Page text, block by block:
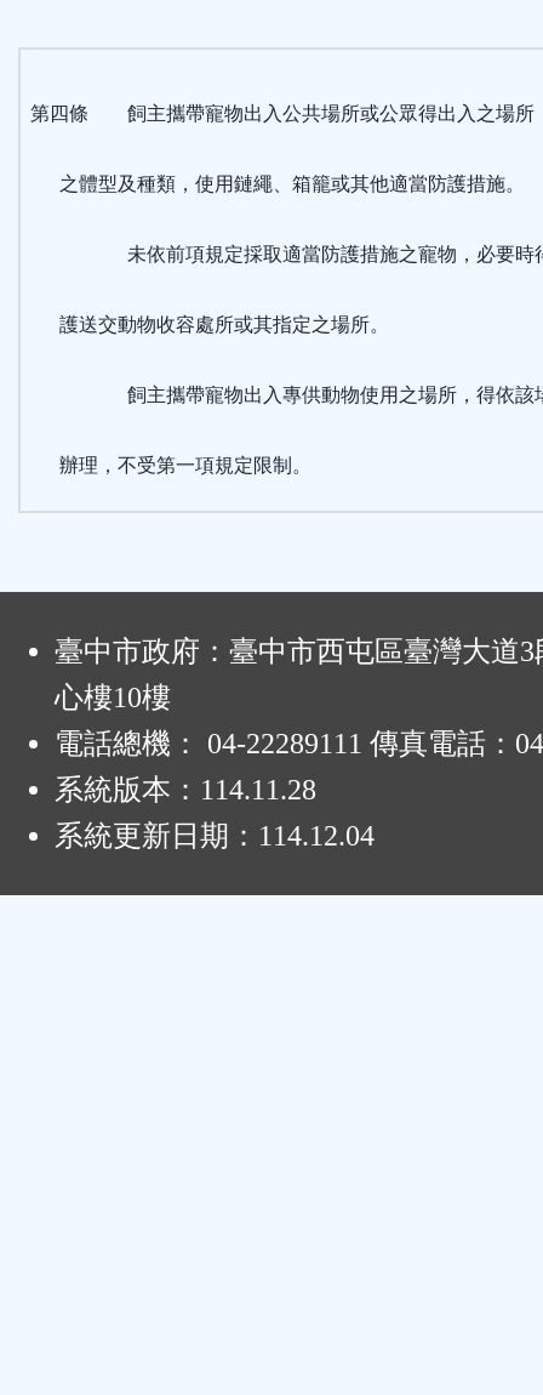
能
按
第四條 飼主攜帶寵物出入公共場所或公眾得出入之場所
之體型及種類，使用鏈繩、箱籠或其他適當防護措施。
未依前項規定採取適當防護措施之寵物，必要時
護送交動物收容處所或其指定之場所。
飼主攜帶寵物出入專供動物使用之場所，得依該
辦理，不受第一項規定限制。
臺中市政府：臺中市西屯區臺灣大道3
心樓10樓
電話總機： 04-22289111 傳真電話：
系統版本： 114.11.28
系統更新日期： 114.12.04